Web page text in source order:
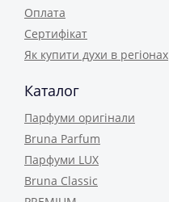
Оплата
Сертифікат
Як купити духи в регіонах
Каталог
Парфуми оригінали
Bruna Parfum
Парфуми LUX
Bruna Classic